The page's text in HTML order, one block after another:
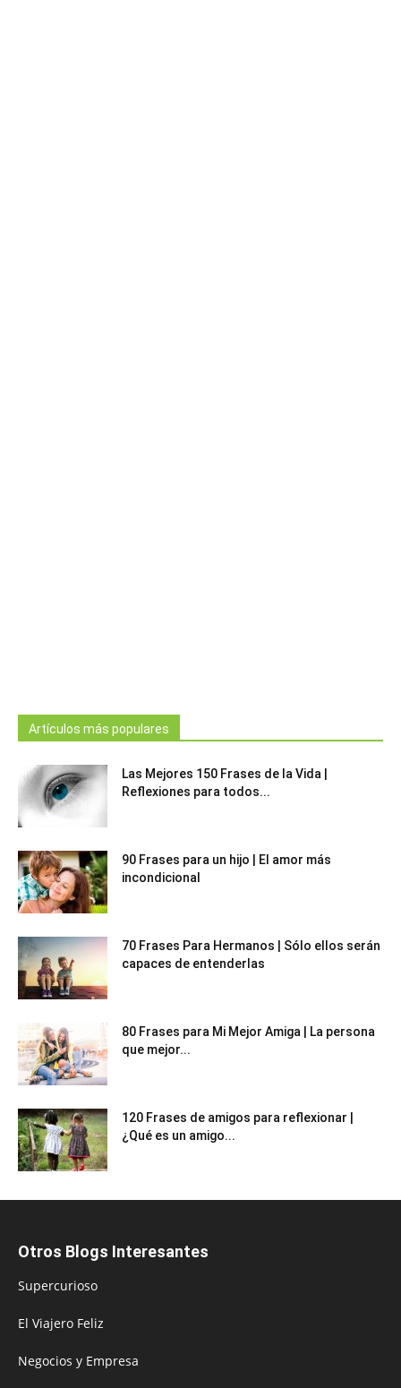
Artículos más populares
Las Mejores 150 Frases de la Vida |
Reflexiones para todos...
90 Frases para un hijo | El amor más
incondicional
70 Frases Para Hermanos | Sólo ellos serán
capaces de entenderlas
80 Frases para Mi Mejor Amiga | La persona
que mejor...
120 Frases de amigos para reflexionar |
¿Qué es un amigo...
Otros Blogs Interesantes
Supercurioso
El Viajero Feliz
Negocios y Empresa